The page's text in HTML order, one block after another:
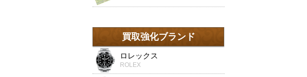
買取強化ブランド
ロレックス
ROLEX